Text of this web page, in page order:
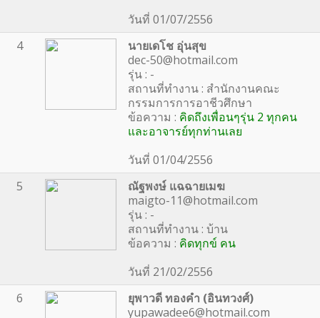
วันที่ 01/07/2556
4
นายเดโช อุ่นสุข
dec-50@hotmail.com
รุ่น : -
สถานที่ทำงาน : สำนักงานคณะ
กรรมการการอาชีวศึกษา
ข้อความ : คิดถึงเพื่อนๆรุ่น 2 ทุกคน
และอาจารย์ทุกท่านเลย
วันที่ 01/04/2556
5
ณัฐพงษ์ แฉฉายเมฆ
maigto-11@hotmail.com
รุ่น : -
สถานที่ทำงาน : บ้าน
ข้อความ : คิดทุกข์ คน
วันที่ 21/02/2556
6
ยุพาวดี ทองคำ (อินทวงศ์)
yupawadee6@hotmail.com